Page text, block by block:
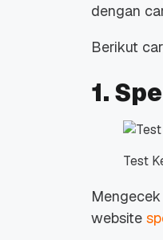
dengan
Berikut
1.
Test
website